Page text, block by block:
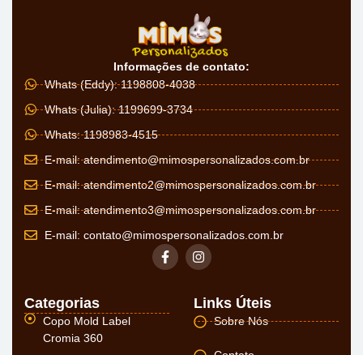
Informações de contato:
Whats (Eddy): 1198808-4038
Whats (Julia): 1199699-3734
Whats: 1198983-4515
E-mail:atendimento@mimospersonalizados.com.br
E-mail:atendimento2@mimospersonalizados.com.br
E-mail:atendimento3@mimospersonalizados.com.br
E-mail: contato@mimospersonalizados.com.br
Categorias
Copo Mold Label
Cromia 360
Links Úteis
Sobre Nós